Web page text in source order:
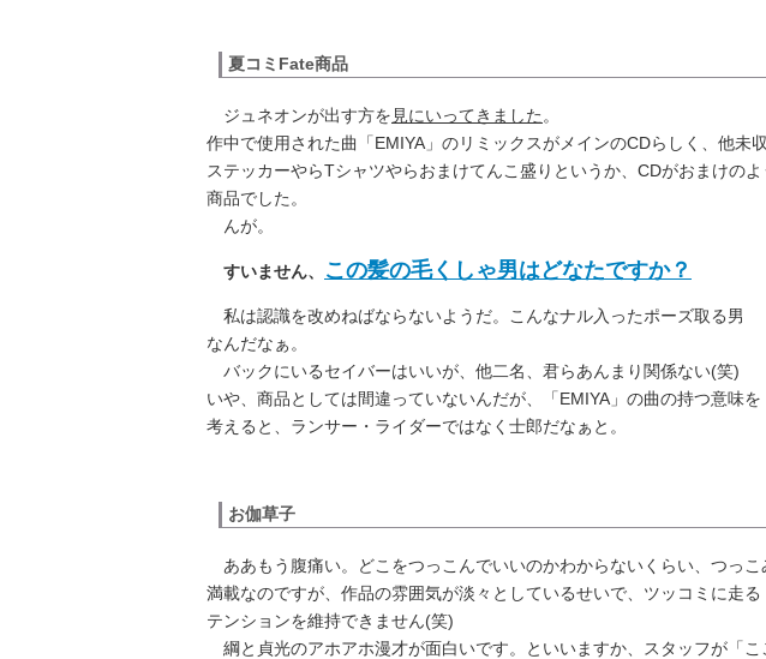
夏コミFate商品
ジュネオンが出す方を 見にいってきました 。
作中で使用された曲「EMIYA」のリミックスがメインのCDらしく、他未
ステッカーやらTシャツやらおまけてんこ盛りというか、CDがおまけのよ
商品でした。
んが。
すいません、 この髪の毛くしゃ男はどなたですか？
私は認識を改めねばならないようだ。こんなナル入ったポーズ取る男
なんだなぁ。
バックにいるセイバーはいいが、他二名、君らあんまり関係ない(笑)
いや、商品としては間違っていないんだが、「EMIYA」の曲の持つ意味を
考えると、ランサー・ライダーではなく士郎だなぁと。
お伽草子
ああもう腹痛い。どこをつっこんでいいのかわからないくらい、つっこ
満載なのですが、作品の雰囲気が淡々としているせいで、ツッコミに走る
テンションを維持できません(笑)
綱と貞光のアホアホ漫才が面白いです。といいますか、スタッフが「こ